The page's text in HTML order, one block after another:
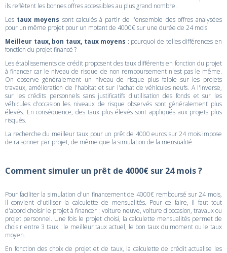
ils reflètent les bonnes offres accessibles au plus grand nombre.
Les taux moyens sont calculés à partir de l'ensemble des offres analysées
pour un même projet pour un motant de 4000€ sur une durée de 24 mois.
Meilleur taux, bon taux, taux moyens : pourquoi de telles différences en
fonction du projet financé ?
Les établissements de crédit proposent des taux différents en fonction du projet
à financer car le niveau de risque de non remboursement n'est pas le même.
On observe généralement un niveau de risque plus faible sur les projets
travaux, amélioration de l'habitat et sur l'achat de véhicules neufs. A l'inverse,
sur les crédits personnels sans justificatifs d'utilisation des fonds et sur les
véhicules d'occasion les niveaux de risque observés sont généralement plus
élevés. En conséquence, des taux plus élevés sont appliqués aux projets plus
risqués.
La recherche du meilleur taux pour un prêt de 4000 euros sur 24 mois impose
de raisonner par projet, de même que la simulation de la mensualité.
Comment simuler un prêt de 4000€ sur 24 mois ?
Pour faciliter la simulation d'un financement de 4000€ remboursé sur 24 mois,
il convient d'utiliser la calculette de mensualités. Pour ce faire, il faut tout
d'abord choisir le projet à financer : voiture neuve, voiture d'occasion, travaux ou
projet personnel. Une fois le projet choisi, la calculette mensualités permet de
choisir entre 3 taux : le meilleur taux actuel, le bon taux du moment ou le taux
moyen.
En fonction des choix de projet et de taux, la calculette de crédit actualise les